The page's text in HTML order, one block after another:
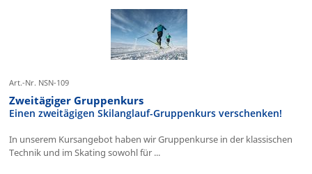
Art.-Nr. NSN-109
Zweitägiger Gruppenkurs
Einen zweitägigen Skilanglauf-Gruppenkurs verschenken!
In unserem Kursangebot haben wir Gruppenkurse in der klassischen
Technik und im Skating sowohl für ...